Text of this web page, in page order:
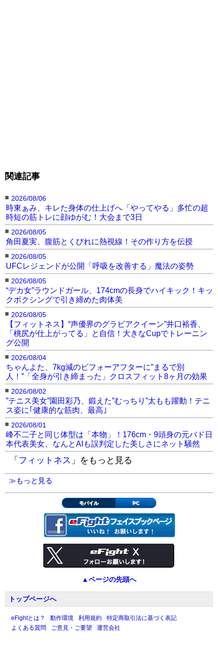
関連記事
■ 2026/08/06
時東ぁみ、キレた身体の仕上げへ「やってやる」多忙の超
時短の筋トレに顔ゆがむ！大会まで3日
■ 2026/08/05
角田夏実、腹筋とくびれに熱視線！その作り方を伝授
■ 2026/08/05
UFCレジェンドが公開「呼吸を改善する」魔法の姿勢
■ 2026/08/05
“デカ女”ラウンドガール、174cmの長身でハイキック！キッ
クボクシングで引き締めた肉体美
■ 2026/08/05
【フィットネス】“声優界のグラビアクイーン”井口裕香、
「桃尻が仕上がってる」と自信！大きなCupでトレーニン
グ公開
■ 2026/08/04
ちゃんよた、7kg減のビフォーアフターに”まるで別
人！”「全身が引き締まった」クロスフィット8ヶ月の効果
■ 2026/08/02
”テニス美女”園田彩乃、鍛えた”むっちり”太もも躍動！テニ
ス姿に｢健康的な筋肉、最高｣
■ 2026/08/01
峰不二子と同じ体型は「本物」！176cm・9頭身の元バド日
本代表美女、なんとAIも誤判定した美しさにネット騒然
「 フィットネス 」をもっと見る
≫もっと見る
モバイル PC
▲ページの先頭へ
トップページへ
eFightとは？ 動作環境 利用規約
特定商取引法に基づく表記
よくある質問
ご意見・ご要望 運営会社